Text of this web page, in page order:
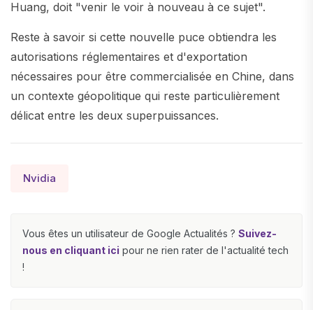
Huang, doit "venir le voir à nouveau à ce sujet".
Reste à savoir si cette nouvelle puce obtiendra les
autorisations réglementaires et d'exportation
nécessaires pour être commercialisée en Chine, dans
un contexte géopolitique qui reste particulièrement
délicat entre les deux superpuissances.
Nvidia
Vous êtes un utilisateur de Google Actualités ? Suivez-
nous en cliquant ici pour ne rien rater de l'actualité tech
!